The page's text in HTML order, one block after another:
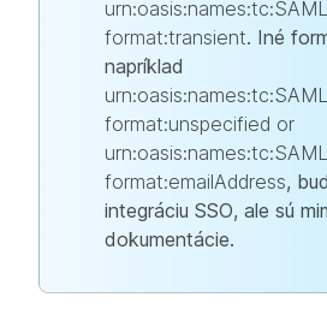
format:transient. Iné
napríklad
format:unspecified or
format:emailAddress,
integráciu SSO, ale sú
dokumentácie.